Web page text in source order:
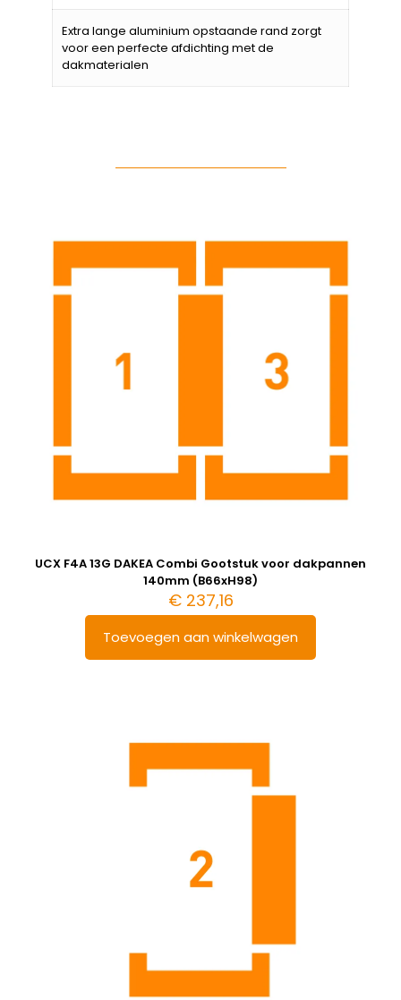
Extra lange aluminium opstaande rand zorgt
voor een perfecte afdichting met de
dakmaterialen
UCX F4A 13G DAKEA Combi Gootstuk voor dakpannen
140mm (B66xH98)
€237,16
Toevoegen aan winkelwagen